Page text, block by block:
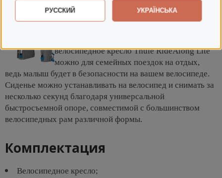
Регулируемые подставки для ног и ремни
велосипедное кресло Thule RideAlong Lite
можно для семейных поездок на отдых,
ведь малыш будет в безопасности на вашем велосипеде.
Сиденье можно устанавливать на велосипед и снимать за
несколько секунд благодаря универсальной
быстросъемной опоре, совместимой с большинством
велосипедных рам различной формы.
Комплектация
Велосипедное кресло;
РУССКИЙ УКРАЇНСЬКА